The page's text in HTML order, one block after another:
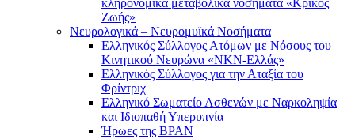
κληρονομικά μεταβολικά νοσήματα «Κρίκος
Ζωής»
Νευρολογικά – Νευρομυϊκά Νοσήματα
Ελληνικός Σύλλογος Ατόμων με Νόσους του
Κινητικού Νευρώνα «ΝΚΝ-Ελλάς»
Ελληνικός Σύλλογος για την Αταξία του
Φρίντριχ
Ελληνικό Σωματείο Ασθενών με Ναρκοληψία
και Ιδιοπαθή Υπερυπνία
Ήρωες της BPAN